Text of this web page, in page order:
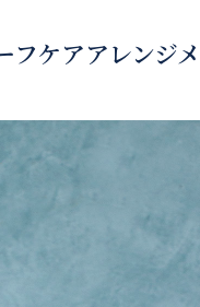
フケアアレンジ